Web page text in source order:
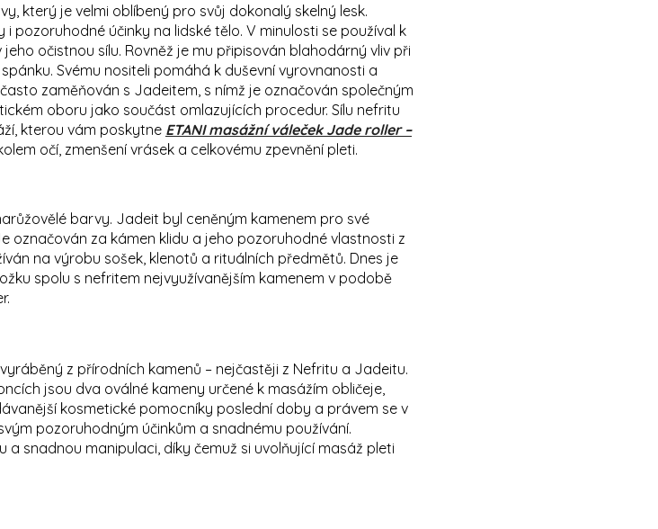
který je velmi oblíbený pro svůj dokonalý skelný lesk.
pozoruhodné účinky na lidské tělo. V minulosti se používal k
očistnou sílu. Rovněž je mu připisován blahodárný vliv při
Svému nositeli pomáhá k duševní vyrovnanosti a
zaměňován s Jadeitem, s nímž je označován společným
oboru jako součást omlazujících procedur. Sílu nefritu
kterou vám poskytne ETANI masážní váleček Jade roller –
očí, zmenšení vrásek a celkovému zpevnění pleti.
barvy. Jadeit byl ceněným kamenem pro své
označován za kámen klidu a jeho pozoruhodné vlastnosti z
na výrobu sošek, klenotů a rituálních předmětů. Dnes je
spolu s nefritem nejvyužívanějším kamenem v podobě
z přírodních kamenů – nejčastěji z Nefritu a Jadeitu.
jsou dva oválné kameny určené k masážím obličeje,
kosmetické pomocníky poslední doby a právem se v
pozoruhodným účinkům a snadnému používání.
snadnou manipulaci, díky čemuž si uvolňující masáž pleti